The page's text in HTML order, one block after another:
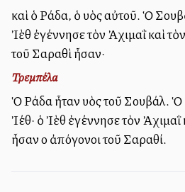
καὶ ὁ Ράδα, ὁ υἱὸς αὐτοῦ. Ὁ
Ἰὲθ ἐγέννησε τὸν Ἀχιμαῒ καὶ
τοῦ Σαραθὶ ἦσαν·
Τρεμπέλα
Ὁ Ράδα ἦταν υἱὸς τοῦ Σουβάλ.
Ἰέθ· ὁ Ἰὲθ ἐγέννησε τὸν
ἦσαν οἱ ἀπόγονοι τοῦ Σαραθί.